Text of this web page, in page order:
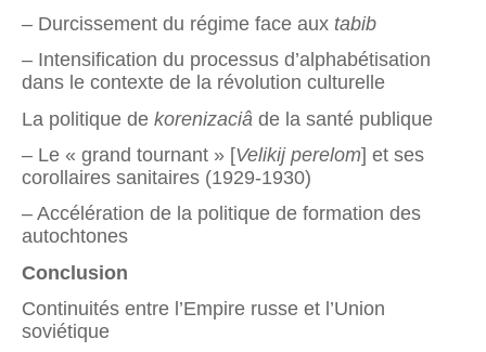
– Durcissement du régime face aux tabib
– Intensification du processus d’alphabétisation
dans le contexte de la révolution culturelle
La politique de korenizaciâ de la santé publique
– Le « grand tournant » [Velikij perelom] et ses
corollaires sanitaires (1929-1930)
– Accélération de la politique de formation des
autochtones
Conclusion
Continuités entre l’Empire russe et l’Union
soviétique